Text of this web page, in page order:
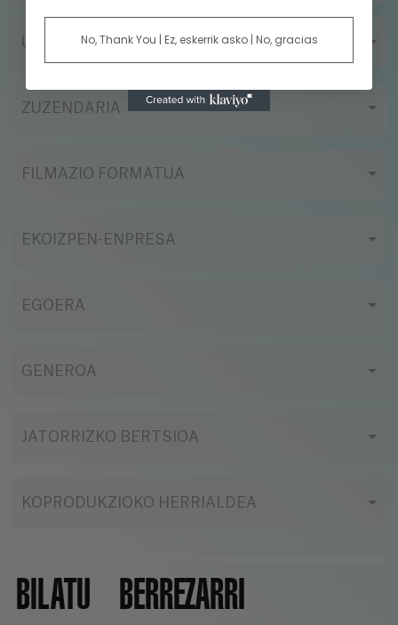
URTEA
ZUZENDARIA
FILMAZIO FORMATUA
EKOIZPEN-ENPRESA
EGOERA
GENEROA
JATORRIZKO BERTSIOA
KOPRODUKZIOKO HERRIALDEA
BILATU BERREZARRI
No, Thank You | Ez, eskerrik asko | No, gracias